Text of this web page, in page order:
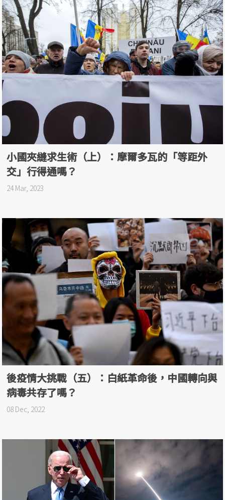
小國夾縫求生術（上）：摩爾多瓦的「等距外
交」行得通嗎？
24 Mar, 2023
後疫情大挑戰（五）：白紙革命後，中國轉向與
病毒共存了嗎？
08 Dec, 2022